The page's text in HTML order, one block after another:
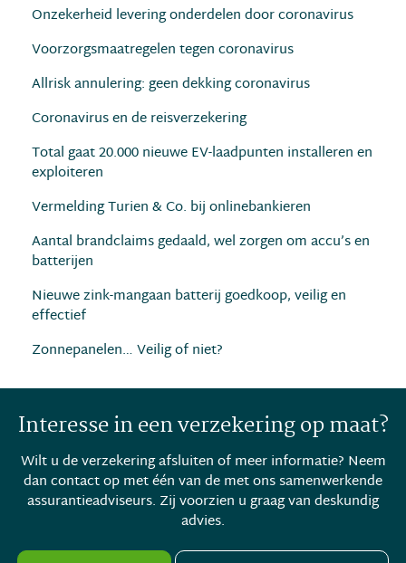
Onzekerheid levering onderdelen door coronavirus
Voorzorgsmaatregelen tegen coronavirus
Allrisk annulering: geen dekking coronavirus
Coronavirus en de reisverzekering
Total gaat 20.000 nieuwe EV-laadpunten installeren en
exploiteren
Vermelding Turien & Co. bij onlinebankieren
Aantal brandclaims gedaald, wel zorgen om accu’s en
batterijen
Nieuwe zink-mangaan batterij goedkoop, veilig en
effectief
Zonnepanelen… Veilig of niet?
Interesse in een verzekering op maat?
Wilt u de verzekering afsluiten of meer informatie? Neem
dan contact op met één van de met ons samenwerkende
assurantieadviseurs. Zij voorzien u graag van deskundig
advies.